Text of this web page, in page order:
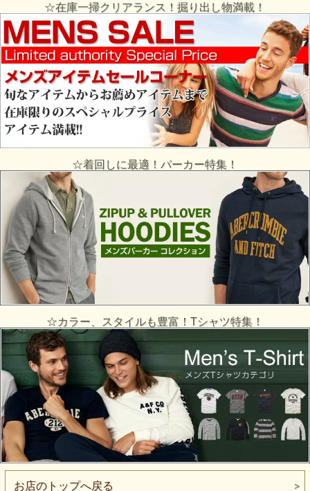
☆在庫一掃クリアランス！掘り出し物満載！
☆着回しに最適！パーカー特集！
☆カラー、スタイルも豊富！Tシャツ特集！
お店のトップへ戻る